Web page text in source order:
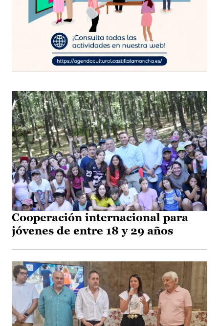
Cooperación internacional para
jóvenes de entre 18 y 29 años